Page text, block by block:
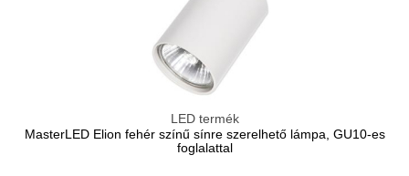
LED termék
MasterLED Elion fehér színű sínre szerelhető lámpa, GU10-es
foglalattal